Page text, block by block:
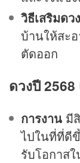
วิธีเสริมดว
บ้านให้สะ
ตัดออก
ดวงปี
การงาน มี
ไปในที่ที่ดี
รับโอกาส